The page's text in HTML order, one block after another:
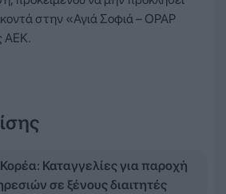
στην «Αγιά Σοφιά – OPAP
ΑΕΚ.
Καταγγελίες για παροχή
σε ξένους διαιτητές